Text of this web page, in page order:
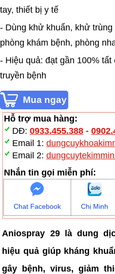
tay, thiết bị y tế
- Dùng khử khuẩn, khử
phòng khám bệnh, phòng
- Hiệu quả: đạt gần 100%
truyền bệnh
Hỗ trợ mua hàng:
DĐ: 0933.455.388-
Email 1:
Email 2:
Nhắn tin gọi miễn phí:
Chat Facebook Chị Minh
Aniospray 29 là dung
hiệu quả giúp kháng
gây bệnh, virus, giảm